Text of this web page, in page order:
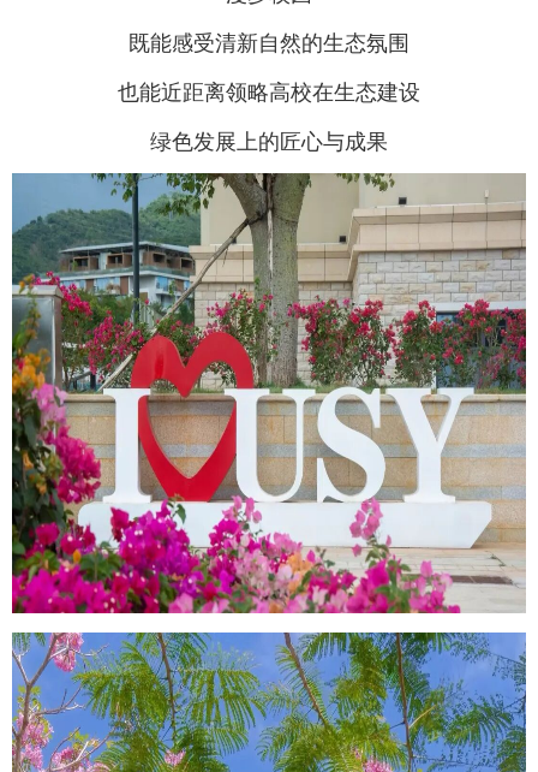
既能感受清新自然的生态氛围
也能近距离领略高校在生态建设
绿色发展上的匠心与成果